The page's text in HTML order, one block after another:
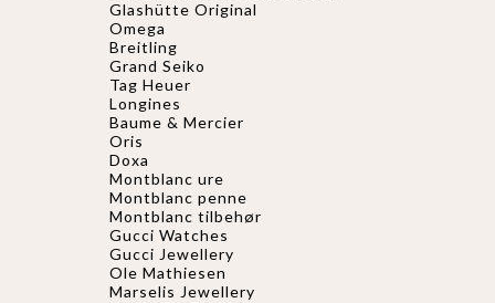
Glashütte Original
Omega
Breitling
Grand Seiko
Tag Heuer
Longines
Baume & Mercier
Oris
Doxa
Montblanc ure
Montblanc penne
Montblanc tilbehør
Gucci Watches
Gucci Jewellery
Ole Mathiesen
Marselis Jewellery